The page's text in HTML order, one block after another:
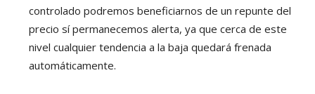
controlado podremos beneficiarnos de un repunte del
precio sí permanecemos alerta, ya que cerca de este
nivel cualquier tendencia a la baja quedará frenada
automáticamente.